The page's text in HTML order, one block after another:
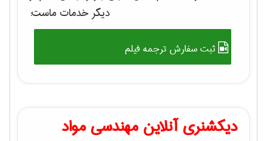
دیگر خدمات ماست:
ثبت سفارش ترجمه فیلم
دیکشنری آنلاین مهندسی مواد